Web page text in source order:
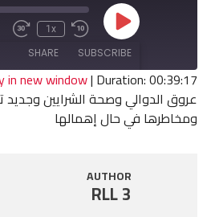
Play
Episode
Rewind
10
Seconds
1x
Fast
SUBSCRIBE
SHARE
RSS FEED
SHARE
in new window| Duration: 00:39:17
عروق الدوالي وصحة الشرايين
ومخاطرها في حال إهمالها
AUTHOR
RLL 3